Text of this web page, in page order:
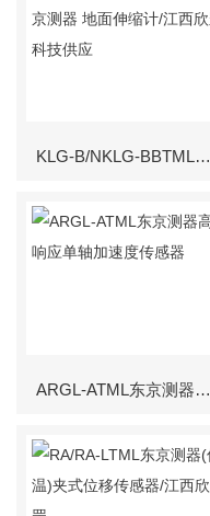
KLG-B/NKLG-BBTML东京测器 地面伸缩计/江西欣罡科技供应
ARGL-ATML东京测器高响应单轴加速度传感器